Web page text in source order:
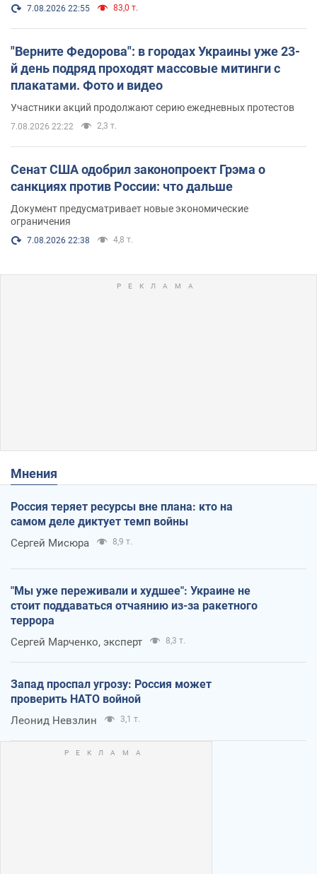
7.08.2026 22:55 83,0 т.
"Верните Федорова": в городах Украины уже 23-
й день подряд проходят массовые митинги с
плакатами. Фото и видео
Участники акций продолжают серию ежедневных протестов
7.08.2026 22:22 2,3 т.
Сенат США одобрил законопроект Грэма о
санкциях против России: что дальше
Документ предусматривает новые экономические
ограничения
7.08.2026 22:38 4,8 т.
Мнения
Россия теряет ресурсы вне плана: кто на
самом деле диктует темп войны
Сергей Мисюра 8,9 т.
"Мы уже переживали и худшее": Украине не
стоит поддаваться отчаянию из-за ракетного
террора
Сергей Марченко, эксперт 8,3 т.
Запад проспал угрозу: Россия может
проверить НАТО войной
Леонид Невзлин 3,1 т.